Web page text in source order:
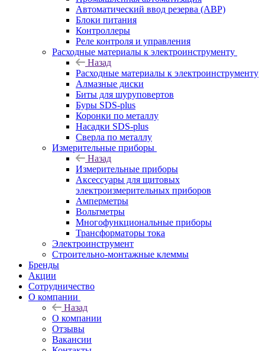
Автоматический ввод резерва (АВР)
Блоки питания
Контроллеры
Реле контроля и управления
Расходные материалы к электроинструменту
Назад
Расходные материалы к электроинструменту
Алмазные диски
Биты для шуруповертов
Буры SDS-plus
Коронки по металлу
Насадки SDS-plus
Сверла по металлу
Измерительные приборы
Назад
Измерительные приборы
Аксессуары для щитовых
электроизмерительных приборов
Амперметры
Вольтметры
Многофункциональные приборы
Трансформаторы тока
Электроинструмент
Строительно-монтажные клеммы
Бренды
Акции
Сотрудничество
О компании
Назад
О компании
Отзывы
Вакансии